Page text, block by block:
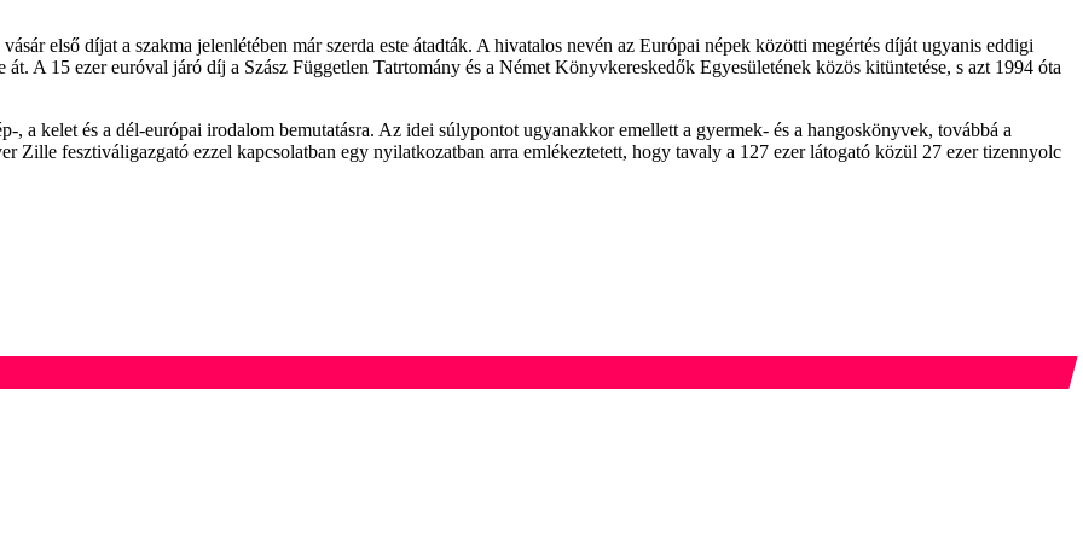
első díjat a szakma jelenlétében már szerda este átadták. A hivatalos nevén az Európai népek közötti megértés díját ugyanis eddigi
A 15 ezer euróval járó díj a Szász Független Tatrtomány és a Német Könyvkereskedők Egyesületének közös kitüntetése, s azt 1994 óta
a kelet és a dél-európai irodalom bemutatásra. Az idei súlypontot ugyanakkor emellett a gyermek- és a hangoskönyvek, továbbá a
fesztiváligazgató ezzel kapcsolatban egy nyilatkozatban arra emlékeztetett, hogy tavaly a 127 ezer látogató közül 27 ezer tizennyolc